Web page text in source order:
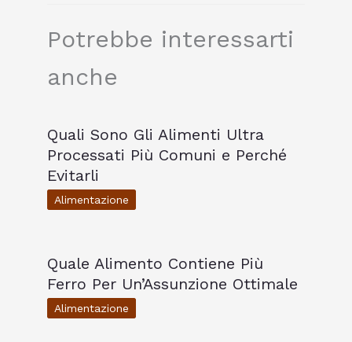
Potrebbe interessarti
anche
Quali Sono Gli Alimenti Ultra
Processati Più Comuni e Perché
Evitarli
Alimentazione
Quale Alimento Contiene Più
Ferro Per Un’Assunzione Ottimale
Alimentazione